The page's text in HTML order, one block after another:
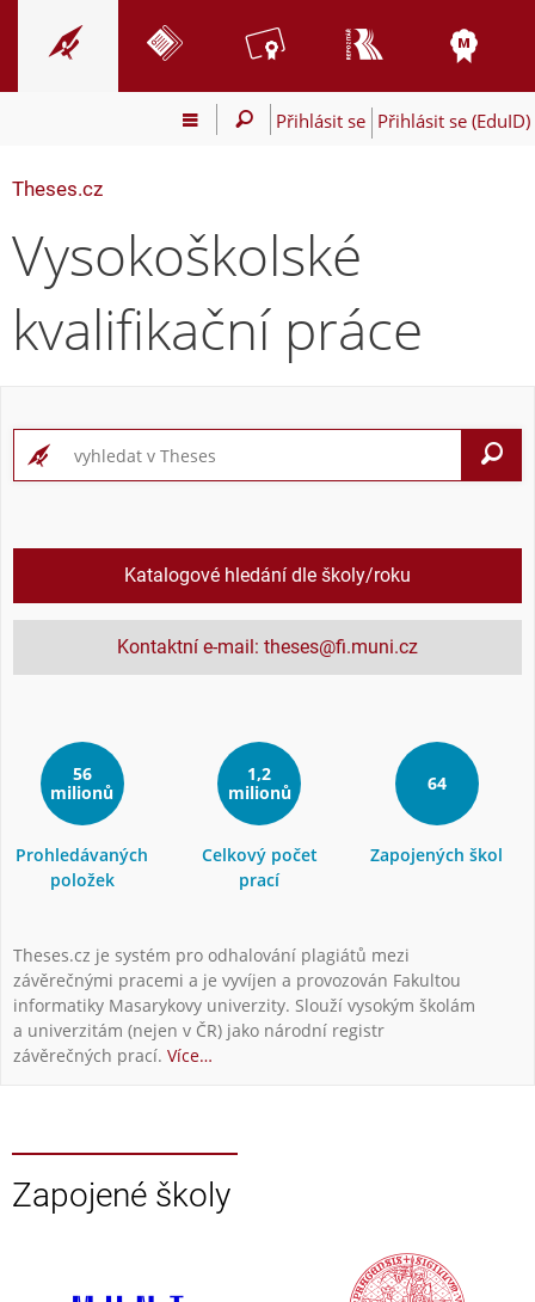
Přihlásit se Přihlásit se (EduID)
Theses.cz
Vysokoškolské
kvalifikační práce
Katalogové hledání dle školy/roku
Kontaktní e-mail: theses@fi.muni.cz
56
milionů
Prohledávaných
položek
1,2
milionů
Celkový počet
prací
64
Zapojených škol
Theses.cz je systém pro odhalování plagiátů mezi
závěrečnými pracemi a je vyvíjen a provozován Fakultou
informatiky Masarykovy univerzity. Slouží vysokým školám
a univerzitám (nejen v ČR) jako národní registr
závěrečných prací. Více…
Zapojené školy